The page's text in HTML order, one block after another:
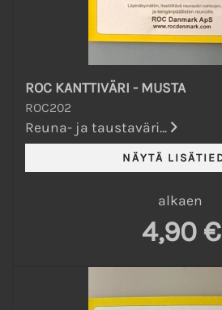
ROC KANTTIVÄRI - MUSTA
ROC202
Reuna- ja taustaväri...
alkaen
4,90 €